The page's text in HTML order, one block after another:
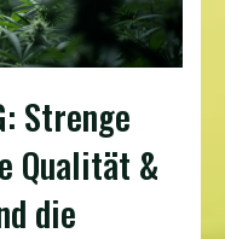
Strenge
Qualität &
die